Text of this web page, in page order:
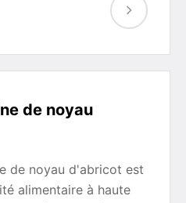
de noyau
de noyau d'abricot est
alimentaire à haute